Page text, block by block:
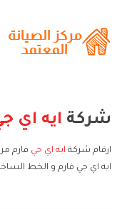
شركة ايه اي
ارقام شركة ايه اي جي فارم
ايه اي جي فارم و الخط